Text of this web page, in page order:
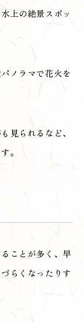
上の絶景スポッ
ノラマで花火を
見られるなど、
。
ことが多く、早
らくなったりす